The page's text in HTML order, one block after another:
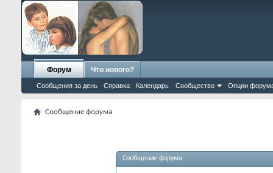
Форум
Сообщения за день Справка Календарь Сообщество Опции
Что нового?
Сообщение форума
Сообщение форума